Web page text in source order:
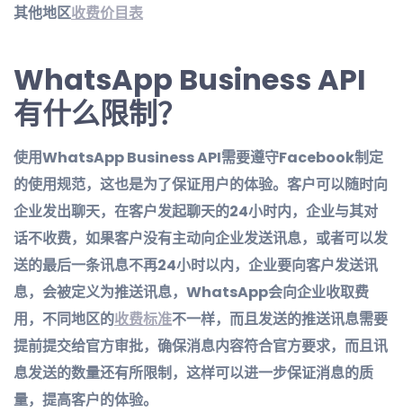
其他地区收费价目表
WhatsApp Business API
有什么限制？
使用WhatsApp Business API需要遵守Facebook制定
的使用规范，这也是为了保证用户的体验。客户可以随时向
企业发出聊天，在客户发起聊天的24小时内，企业与其对
话不收费，如果客户没有主动向企业发送讯息，或者可以发
送的最后一条讯息不再24小时以内，企业要向客户发送讯
息，会被定义为推送讯息，WhatsApp会向企业收取费
用，不同地区的收费标准不一样，而且发送的推送讯息需要
提前提交给官方审批，确保消息内容符合官方要求，而且讯
息发送的数量还有所限制，这样可以进一步保证消息的质
量，提高客户的体验。